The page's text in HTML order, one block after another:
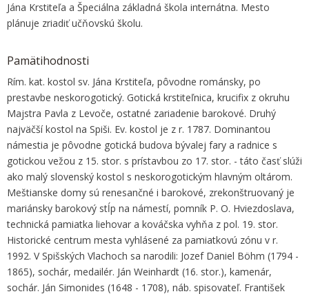
Jána Krstiteľa a Špeciálna základná škola internátna. Mesto
plánuje zriadiť učňovskú školu.
Pamätihodnosti
Rím. kat. kostol sv. Jána Krstiteľa, pôvodne románsky, po
prestavbe neskorogotický. Gotická krstiteľnica, krucifix z okruhu
Majstra Pavla z Levoče, ostatné zariadenie barokové. Druhý
najväčší kostol na Spiši. Ev. kostol je z r. 1787. Dominantou
námestia je pôvodne gotická budova bývalej fary a radnice s
gotickou vežou z 15. stor. s prístavbou zo 17. stor. - táto časť slúži
ako malý slovenský kostol s neskorogotickým hlavným oltárom.
Meštianske domy sú renesančné i barokové, zrekonštruovaný je
mariánsky barokový stĺp na námestí, pomník P. O. Hviezdoslava,
technická pamiatka liehovar a kováčska vyhňa z pol. 19. stor.
Historické centrum mesta vyhlásené za pamiatkovú zónu v r.
1992. V Spišských Vlachoch sa narodili: Jozef Daniel Böhm (1794 -
1865), sochár, medailér. Ján Weinhardt (16. stor.), kamenár,
sochár. Ján Simonides (1648 - 1708), náb. spisovateľ. František